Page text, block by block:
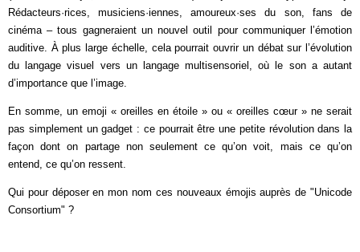
Rédacteurs·rices, musiciens·iennes, amoureux·ses du son, fans de
cinéma – tous gagneraient un nouvel outil pour communiquer l’émotion
auditive. À plus large échelle, cela pourrait ouvrir un débat sur l’évolution
du langage visuel vers un langage multisensoriel, où le son a autant
d’importance que l’image.
En somme, un emoji « oreilles en étoile » ou « oreilles cœur » ne serait
pas simplement un gadget : ce pourrait être une petite révolution dans la
façon dont on partage non seulement ce qu’on voit, mais ce qu’on
entend, ce qu’on ressent.
Qui pour déposer en mon nom ces nouveaux émojis auprès de "Unicode
Consortium" ?